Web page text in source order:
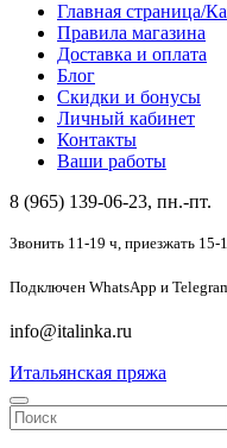
Главная страница/
Правила магазина
Доставка и оплата
Блог
Скидки и бонусы
Личный кабинет
Контакты
Ваши работы
8 (965) 139-06-23, пн.-пт.
Звонить 11-19 ч, приезжать 15-
Подключен WhatsApp и
info@italinka.ru
Итальянская пряжа